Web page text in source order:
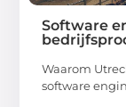
Software
Waarom
software